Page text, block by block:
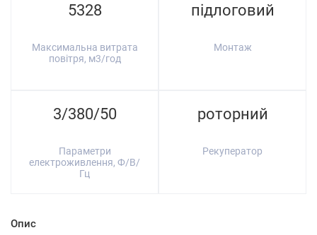
5328
Максимальна витрата
повітря, м3/год
підлоговий
Монтаж
3/380/50
Параметри
електроживлення, Ф/В/
Гц
роторний
Рекуператор
Опис